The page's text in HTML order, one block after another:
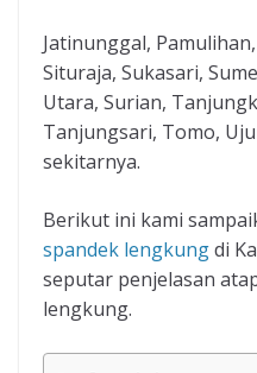
Jatinunggal,
Situraja, Sukasari,
Utara, Surian,
Tanjungsari, Tomo,
sekitarnya.
Berikut ini kami
spandek lengkungdi
seputar penjelasan
lengkung.